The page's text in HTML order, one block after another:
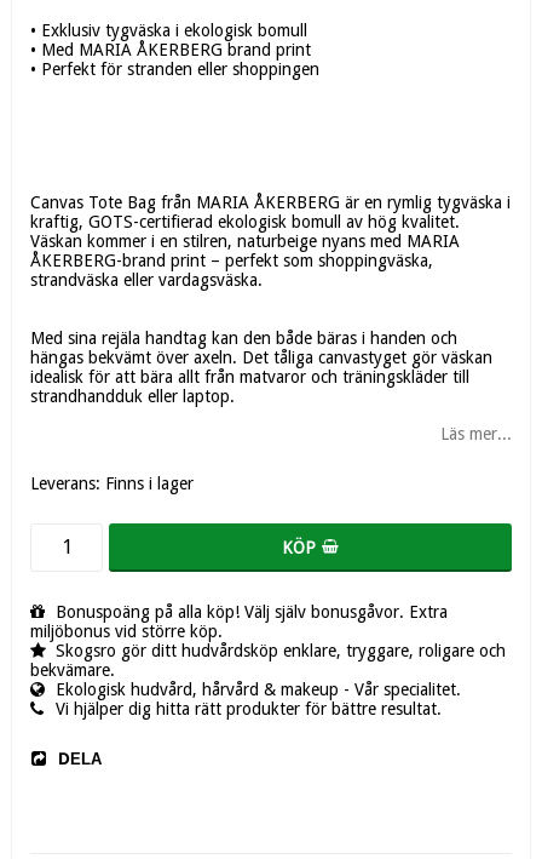
• Exklusiv tygväska i ekologisk bomull
• Med MARIA ÅKERBERG brand print
• Perfekt för stranden eller shoppingen
Canvas Tote Bag från MARIA ÅKERBERG är en rymlig tygväska i
kraftig, GOTS-certifierad ekologisk bomull av hög kvalitet.
Väskan kommer i en stilren, naturbeige nyans med MARIA
ÅKERBERG-brand print – perfekt som shoppingväska,
Med sina rejäla handtag kan den både bäras i handen och
hängas bekvämt över axeln. Det tåliga canvastyget gör väskan
idealisk för att bära allt från matvaror och träningskläder till
strandhandduk eller laptop.
Läs mer...
Leverans: Finns i lager
KÖP
Bonuspoäng på alla köp! Välj själv bonusgåvor. Extra
miljöbonus vid större köp.
Skogsro gör ditt hudvårdsköp enklare, tryggare, roligare och
bekvämare.
Ekologisk hudvård, hårvård & makeup - Vår specialitet.
Vi hjälper dig hitta rätt produkter för bättre resultat.
DELA